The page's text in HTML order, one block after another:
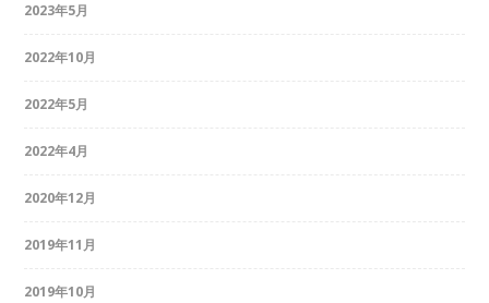
2023年5月
2022年10月
2022年5月
2022年4月
2020年12月
2019年11月
2019年10月